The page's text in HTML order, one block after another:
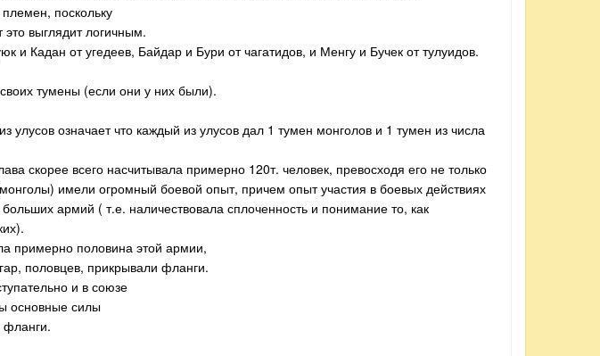
поскольку
выглядит логичным.
и Кадан от угедеев, Байдар и Бури от чагатидов, и Менгу и Бучек от тулуидов.
тумены (если они у них были).
улусов означает что каждый из улусов дал 1 тумен монголов и 1 тумен из числа
скорее всего насчитывала примерно 120т. человек, превосходя его не только
имели огромный боевой опыт, причем опыт участия в боевых действиях
армий ( т.е. наличествовала сплоченность и понимание то, как
примерно половина этой армии,
половцев, прикрывали фланги.
и в союзе
основные силы
фланги.